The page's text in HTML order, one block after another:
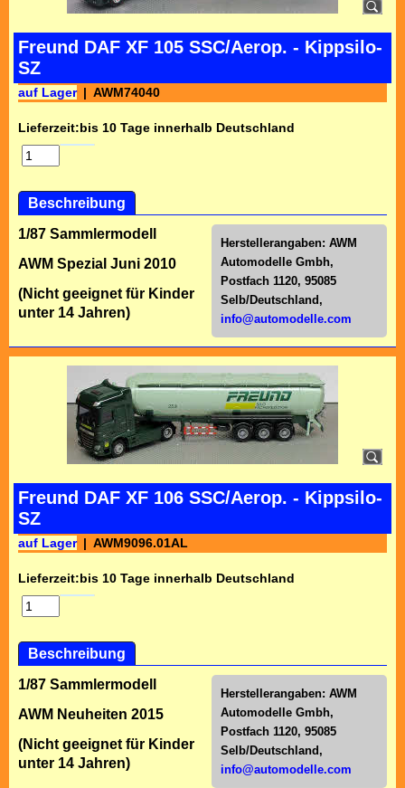
Freund DAF XF 105 SSC/Aerop. - Kippsilo-
SZ
auf Lager AWM74040
Lieferzeit:bis 10 Tage innerhalb Deutschland
Beschreibung
Herstellerangaben: AWM
Automodelle Gmbh,
Postfach 1120, 95085
Selb/Deutschl and,
info@automodelle.com
1/87 Sammlermodell
AWM Spezial Juni 2010
(Nicht geeignet für Kinder
unter 14 Jahren)
Freund DAF XF 106 SSC/Aerop. - Kippsilo-
SZ
auf Lager AWM9096.01AL
Lieferzeit:bis 10 Tage innerhalb Deutschland
Beschreibung
Herstellerangaben: AWM
Automodelle Gmbh,
Postfach 1120, 95085
Selb/Deutschl and,
info@automodelle.com
1/87 Sammlermodell
AWM Neuheiten 2015
(Nicht geeignet für Kinder
unter 14 Jahren)